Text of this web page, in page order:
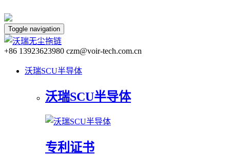
Toggle navigation
+86 13923623980 czm@voir-tech.com.cn
沃瑞SCU半导体
沃瑞SCU半导体
专利证书